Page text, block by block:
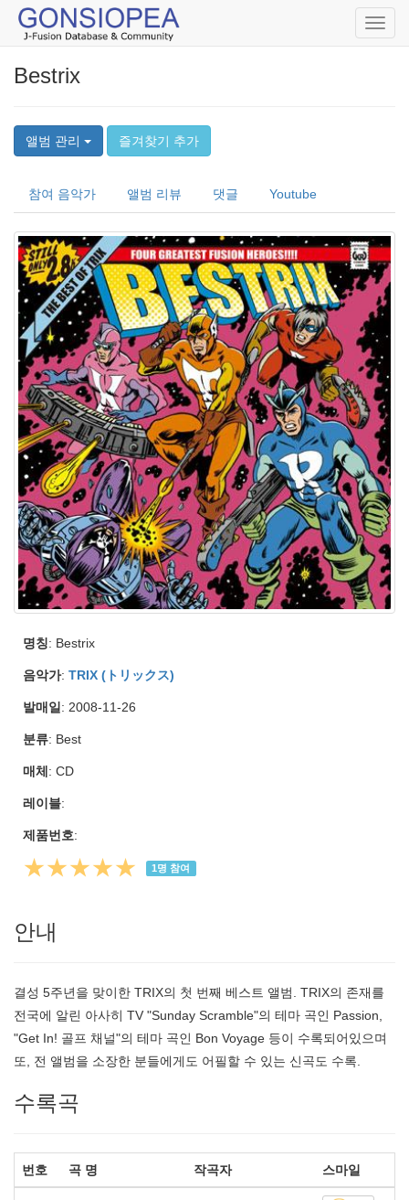
Bestrix
앨범 관리 즐겨찾기 추가
참여 음악가 앨범 리뷰 댓글 Youtube
명칭: Bestrix
음악가: TRIX (トリックス)
발매일 : 2008-11-26
분류: Best
매체 : CD
레이블:
제품번호:
★★★★★ 1명 참여
안내
결성 5주년을 맞이한 TRIX의 첫 번째 베스트 앨범. TRIX의 존재를
전국에 알린 아사히 TV "Sunday Scramble"의 테마 곡인 Passion,
"Get In! 골프 채널"의 테마 곡인 Bon Voyage 등이 수록되어있으며
또, 전 앨범을 소장한 분들에게도 어필할 수 있는 신곡도 수록.
수록곡
번호 곡 명 작곡자 스마일